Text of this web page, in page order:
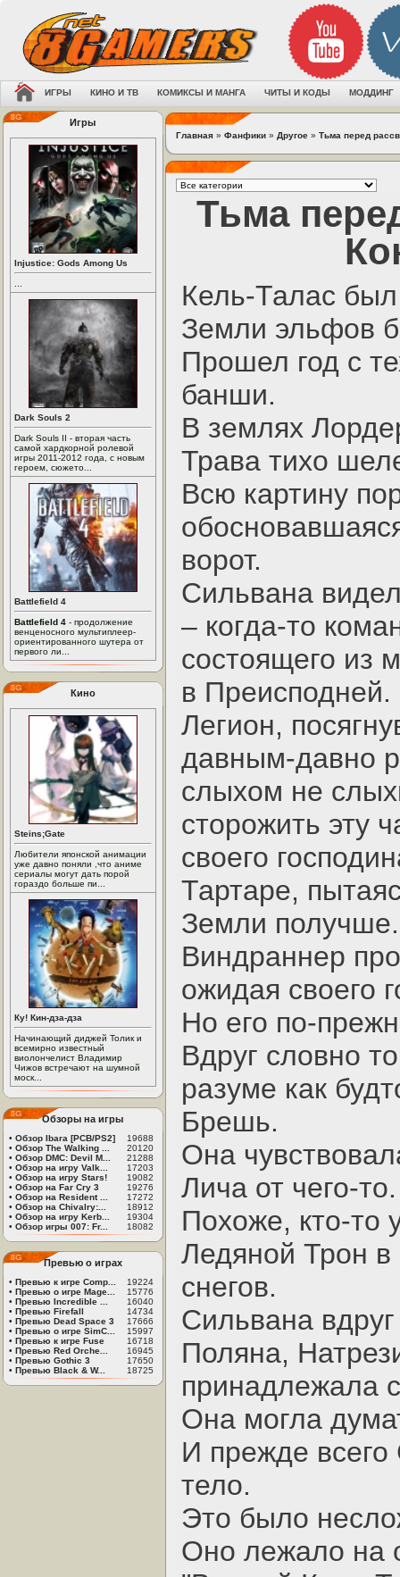
ИГРЫ КИНО И ТВ КОМИКСЫ И МАНГА ЧИТЫ И КОДЫ МОДДИНГ
Игры
Injustice: Gods Among Us
Dark Souls 2
Dark Souls II - вторая часть
самой хардкорной ролевой
игры 2011-2012 года, с новым
героем, сюжето...
Battlefield 4
Battlefield 4 - продолжение
венценосного мультиплеер-
ориентированного шутера от
первого ли...
Кино
Steins;Gate
Любители японской анимации
уже давно поняли ,что аниме
сериалы могут дать порой
гораздо больше пи...
Ку! Кин-дза-дза
Начинающий диджей Толик и
всемирно известный
виолончелист Владимир
Чижов встречают на шумной
моск...
Обзоры на игры
• Обзор Ibara [PCB/PS2]
19688
• Обзор The Walking ...
20120
• Обзор DMC: Devil M...
21288
• Обзор на игру Valk...
17203
• Обзор на игру Stars!
19082
• Обзор на Far Cry 3
19276
• Обзор на Resident ...
17272
• Обзор на Chivalry:...
18912
• Обзор на игру Kerb...
19304
• Обзор игры 007: Fr... 18082
Превью о играх
• Превью к игре Comp...
19224
• Превью о игре Mage...
15776
• Превью Incredible ...
16040
• Превью Firefall
14734
• Превью Dead Space 3
17666
• Превью о игре SimC...
15997
• Превью к игре Fuse
16718
• Превью Red Orche...
16945
• Превью Gothic 3
17650
• Превью Black & W... 18725
Главная » Фанфики » Другое » Тьма перед
Тьма
Кель-Талас
Земли эльфов
Прошел год с
банши.
В землях
Трава тихо
Всю картину
ворот.
Сильвана
– когда-то
состоящего из
в Преисподней.
Легион,
давным-давно
слыхом не
сторожить эту
своего
Тартаре,
Земли получше.
Виндраннер
ожидая своего
Но его по-
Вдруг словно
разуме как
Брешь.
Она
Лича от чего-то.
Похоже, кто-то
Ледяной Трон
снегов.
Сильвана
Поляна,
принадлежала
Она могла
И прежде
тело.
Это было
Оно лежало на